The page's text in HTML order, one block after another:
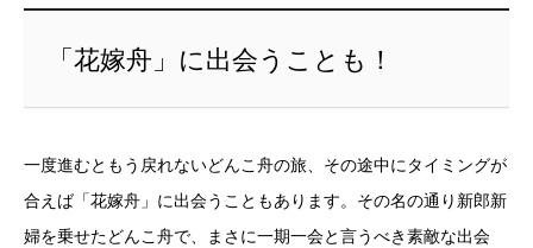
「花嫁舟」に出会うことも！
一度進むともう戻れないどんこ舟の旅、その途中にタイミングが
合えば「花嫁舟」に出会うこともあります。その名の通り新郎新
婦を乗せたどんこ舟で、まさに一期一会と言うべき素敵な出会